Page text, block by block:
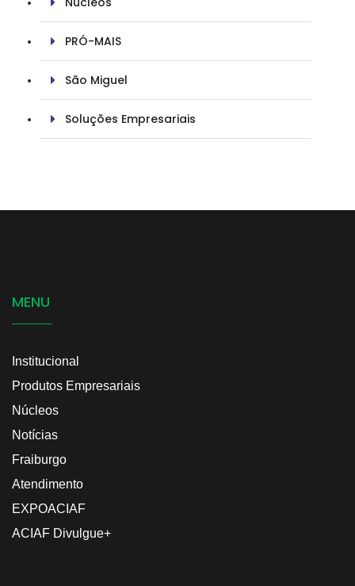
PRÓ-MAIS
São Miguel
Soluções Empresariais
MENU
Institucional
Produtos Empresariais
Núcleos
Notícias
Fraiburgo
Atendimento
EXPOACIAF
ACIAF Divulgue+